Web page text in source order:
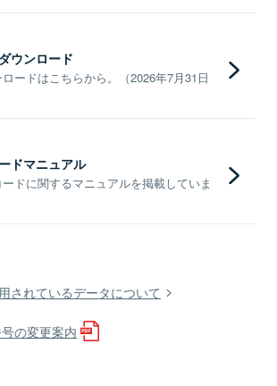
ウンロード
ードはこちらから。（2026年7月31日
ドマニュアル
ドに関するマニュアルを掲載していま
されているデータについて
の変更案内